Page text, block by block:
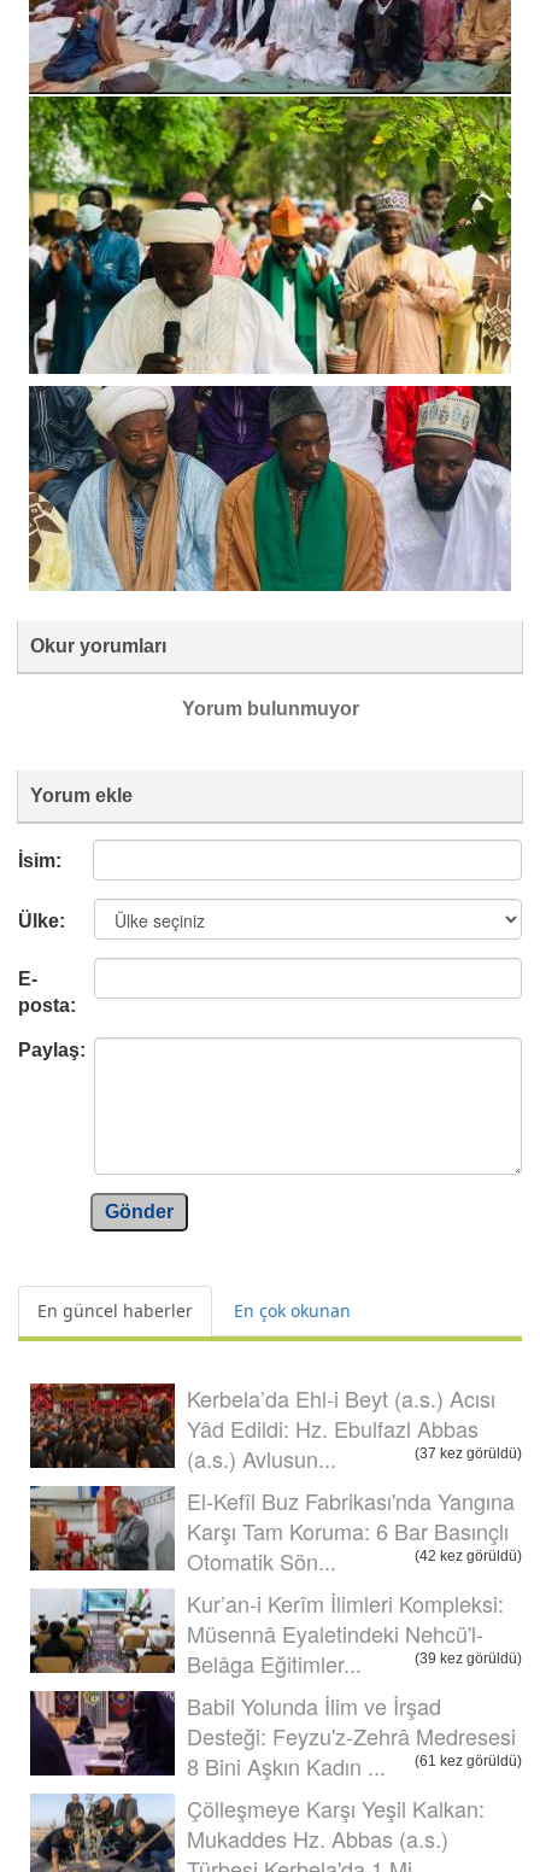
Okur yorumları
Yorum bulunmuyor
Yorum ekle
İsim:
Ülke:
E-
posta:
Paylaş:
Gönder
En güncel haberler En çok okunan
Kerbela’da Ehl-i Beyt (a.s.) Acısı
Yâd Edildi: Hz. Ebulfazl Abbas
(a.s.) Avlusun...
(37 kez görüldü)
El-Kefîl Buz Fabrikası'nda Yangına
Karşı Tam Koruma: 6 Bar Basınçlı
Otomatik Sön...
(42 kez görüldü)
Kur’an-i Kerîm İlimleri Kompleksi:
Müsennâ Eyaletindeki Nehcü'l-
Belâga Eğitimler...
(39 kez görüldü)
Babil Yolunda İlim ve İrşad
Desteği: Feyzu'z-Zehrâ Medresesi
8 Bini Aşkın Kadın ...
(61 kez görüldü)
Çölleşmeye Karşı Yeşil Kalkan:
Mukaddes Hz. Abbas (a.s.)